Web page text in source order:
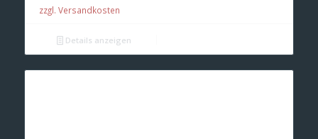
zzgl. Versandkosten
Details anzeigen